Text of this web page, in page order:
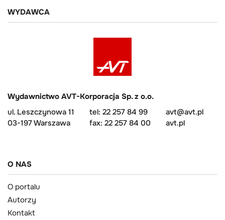
WYDAWCA
Wydawnictwo AVT-Korporacja Sp. z o.o.
ul. Leszczynowa 11
03-197 Warszawa
tel: 22 257 84 99
fax: 22 257 84 00
avt@avt.pl
avt.pl
O NAS
O portalu
Autorzy
Kontakt